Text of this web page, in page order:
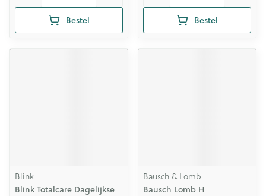
Bestel Bestel
Blink
Blink Totalcare Dagelijkse
Bausch & Lomb
Bausch Lomb H